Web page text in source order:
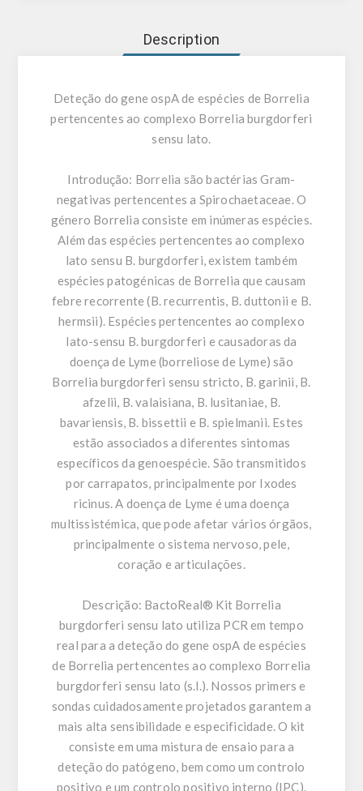
Description
Deteção do gene ospA de espécies de Borrelia
pertencentes ao complexo Borrelia burgdorferi
sensu lato.
Introdução: Borrelia são bactérias Gram-
negativas pertencentes a Spirochaetaceae. O
género Borrelia consiste em inúmeras espécies.
Além das espécies pertencentes ao complexo
lato sensu B. burgdorferi, existem também
espécies patogénicas de Borrelia que causam
febre recorrente (B. recurrentis, B. duttonii e B.
hermsii). Espécies pertencentes ao complexo
lato-sensu B. burgdorferi e causadoras da
doença de Lyme (borreliose de Lyme) são
Borrelia burgdorferi sensu stricto, B. garinii, B.
afzelii, B. valaisiana, B. lusitaniae, B.
bavariensis, B. bissettii e B. spielmanii. Estes
estão associados a diferentes sintomas
específicos da genoespécie. São transmitidos
por carrapatos, principalmente por Ixodes
ricinus. A doença de Lyme é uma doença
multissistémica, que pode afetar vários órgãos,
principalmente o sistema nervoso, pele,
coração e articulações.
Descrição: BactoReal® Kit Borrelia
burgdorferi sensu lato utiliza PCR em tempo
real para a deteção do gene ospA de espécies
de Borrelia pertencentes ao complexo Borrelia
burgdorferi sensu lato (s.l.). Nossos primers e
sondas cuidadosamente projetados garantem a
mais alta sensibilidade e especificidade. O kit
consiste em uma mistura de ensaio para a
deteção do patógeno, bem como um controlo
positivo e um controlo positivo interno (IPC).